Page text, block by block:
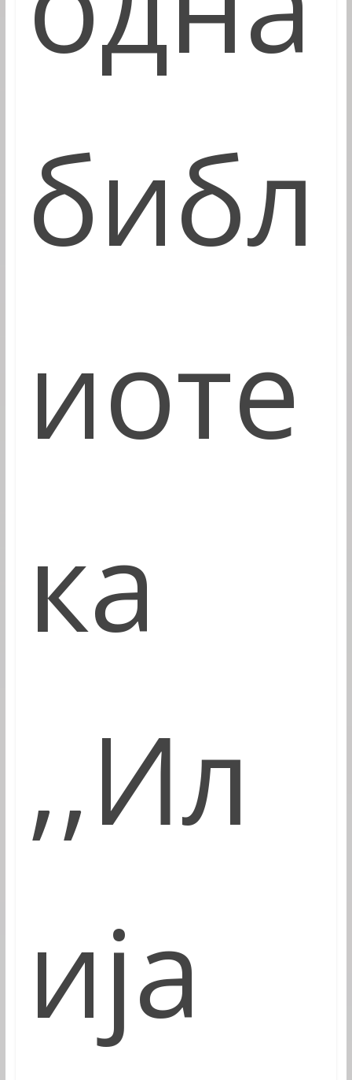
библ
иоте
ка
,,Ил
ија